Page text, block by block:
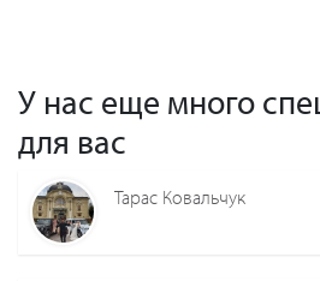
У нас еще много
для вас
Тарас Ковальчук